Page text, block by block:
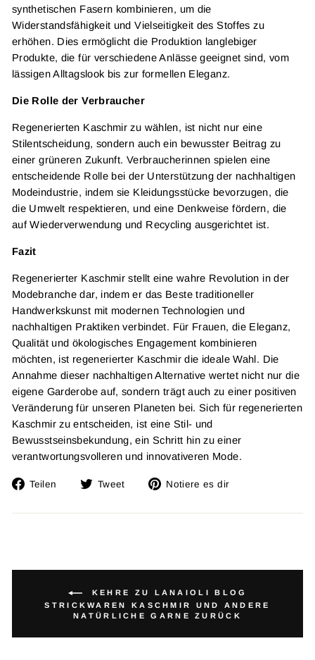
synthetischen Fasern kombinieren, um die
Widerstandsfähigkeit und Vielseitigkeit des Stoffes zu
erhöhen. Dies ermöglicht die Produktion langlebiger
Produkte, die für verschiedene Anlässe geeignet sind, vom
lässigen Alltagslook bis zur formellen Eleganz.
Die Rolle der Verbraucher
Regenerierten Kaschmir zu wählen, ist nicht nur eine
Stilentscheidung, sondern auch ein bewusster Beitrag zu
einer grüneren Zukunft. Verbraucherinnen spielen eine
entscheidende Rolle bei der Unterstützung der nachhaltigen
Modeindustrie, indem sie Kleidungsstücke bevorzugen, die
die Umwelt respektieren, und eine Denkweise fördern, die
auf Wiederverwendung und Recycling ausgerichtet ist.
Fazit
Regenerierter Kaschmir stellt eine wahre Revolution in der
Modebranche dar, indem er das Beste traditioneller
Handwerkskunst mit modernen Technologien und
nachhaltigen Praktiken verbindet. Für Frauen, die Eleganz,
Qualität und ökologisches Engagement kombinieren
möchten, ist regenerierter Kaschmir die ideale Wahl. Die
Annahme dieser nachhaltigen Alternative wertet nicht nur die
eigene Garderobe auf, sondern trägt auch zu einer positiven
Veränderung für unseren Planeten bei. Sich für regenerierten
Kaschmir zu entscheiden, ist eine Stil- und
Bewusstseinsbekundung, ein Schritt hin zu einer
verantwortungsvolleren und innovativeren Mode.
Teilen
Auf
teilen
Tweet
Twitta
Twitter
Notiere es dir
Pin
KEHRE ZU LANAIOLI BLOG
STRICKWAREN KASCHMIR UND ANDERE
NATÜRLICHE GARNE ZURÜCK